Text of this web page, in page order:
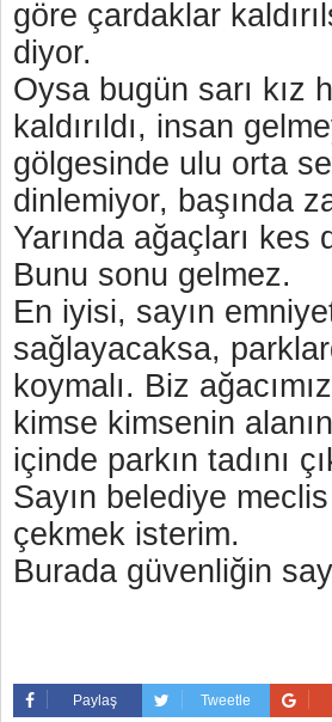
göre çardaklar
diyor.
Oysa bugün sarı kız
kaldırıldı, insan
gölgesinde ulu orta
dinlemiyor, başında
Yarında ağaçları
Bunu sonu gelmez.
En iyisi, sayın
sağlayacaksa,
koymalı. Biz
kimse kimsenin
içinde parkın tadını
Sayın belediye
çekmek isterim.
Burada güvenliğin
Paylaş Tweetle